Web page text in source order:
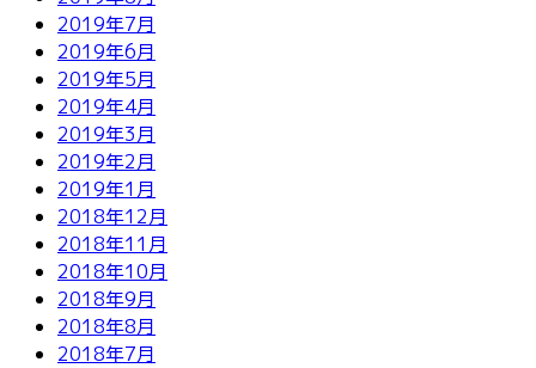
2019年7月
2019年6月
2019年5月
2019年4月
2019年3月
2019年2月
2019年1月
2018年12月
2018年11月
2018年10月
2018年9月
2018年8月
2018年7月